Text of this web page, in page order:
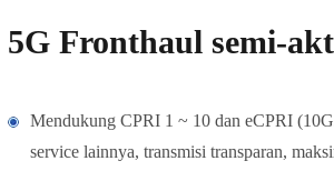
5G Fronthaul semi-
Mendukung CPRI 1 ~ 10 dan eCPRI
service lainnya, transmisi transparan,